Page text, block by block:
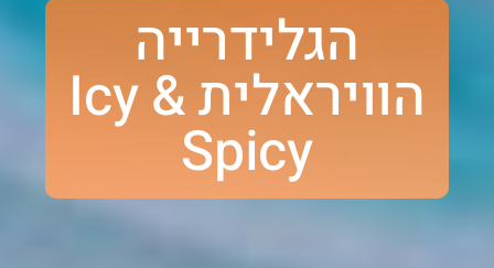
הגלידרייה
הוויראלית Icy &
Spicy